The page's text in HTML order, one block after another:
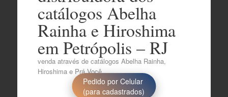
Pedido por Celular
(para cadastrados)
catálogos Abelha
Rainha e Hiroshima
em Petrópolis – RJ
venda através de catálogos Abelha Rainha,
Hiroshima e Prá Você..